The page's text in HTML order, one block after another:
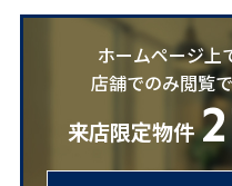
ホームページ上
店舗でのみ閲覧
来店限定物件